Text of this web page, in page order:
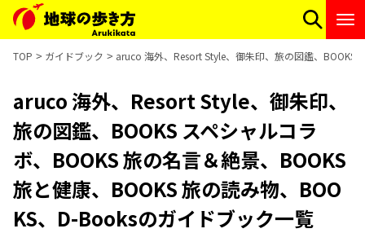
TOP ガイドブック aruco 海外、Resort Style、御朱印、旅の図鑑、BOOKS
aruco 海外、Resort Style、御朱印、
旅の図鑑、BOOKS スペシャルコラ
ボ、BOOKS 旅の名言＆絶景、BOOKS
旅と健康、BOOKS 旅の読み物、BOO
KS、D-Booksのガイドブック一覧